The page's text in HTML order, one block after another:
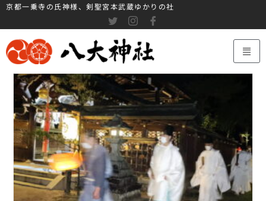
京都一乗寺の氏神様、剣聖宮本武蔵ゆかりの社